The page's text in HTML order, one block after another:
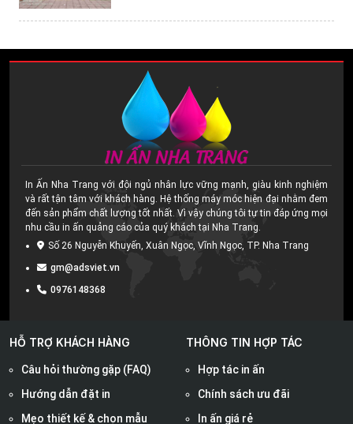
In Ấn Nha Trang với đội ngủ nhân lực vững mạnh, giàu kinh nghiệm
và rất tận tâm với khách hàng. Hệ thống máy móc hiện đại nhằm đem
đến sản phẩm chất lượng tốt nhất. Vì vậy chúng tôi tự tin đáp ứng mọi
nhu cầu in ấn quảng cáo của quý khách tại Nha Trang.
Số 26 Nguyễn Khuyến, Xuân Ngọc, Vĩnh Ngọc, TP. Nha Trang
gm@adsviet.vn
0976148368
HỖ TRỢ KHÁCH HÀNG
Câu hỏi thường gặp (FAQ)
Hướng dẫn đặt in
Mẹo thiết kế & chọn mẫu
THÔNG TIN HỢP TÁC
Hợp tác in ấn
Chính sách ưu đãi
In ấn giá rẻ